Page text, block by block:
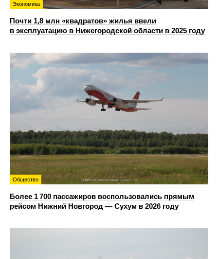
Экономика
Почти 1,8 млн «квадратов» жилья ввели
в эксплуатацию в Нижегородской области в 2025 году
Общество
Более 1 700 пассажиров воспользовались прямым
рейсом Нижний Новгород — Сухум в 2026 году